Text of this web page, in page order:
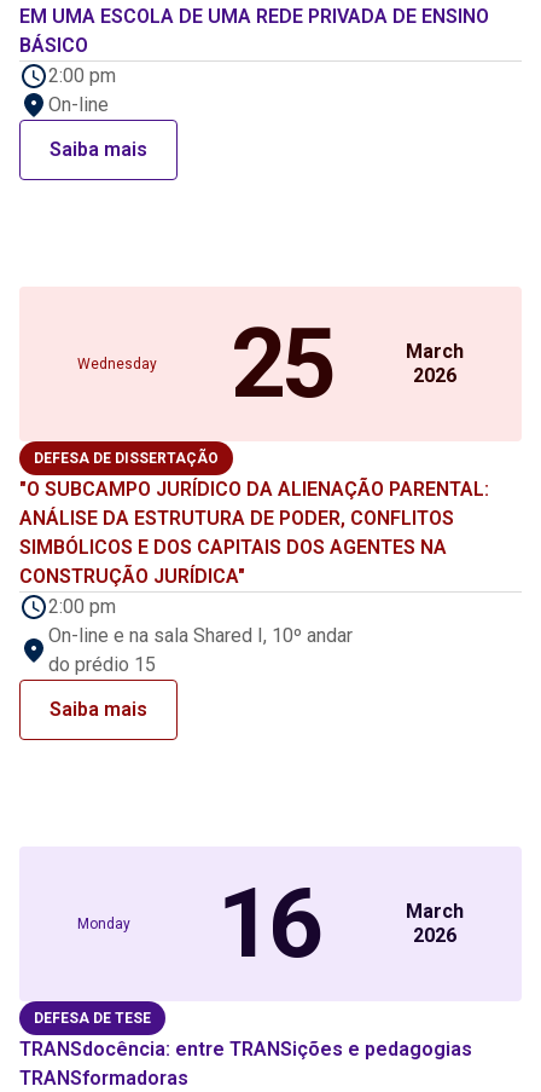
EM UMA ESCOLA DE UMA REDE PRIVADA DE ENSINO
BÁSICO
2:00 pm
On-line
Saiba mais
Wednesday 25
March
2026
DEFESA DE DISSERTAÇÃO
"O SUBCAMPO JURÍDICO DA ALIENAÇÃO PARENTAL:
ANÁLISE DA ESTRUTURA DE PODER, CONFLITOS
SIMBÓLICOS E DOS CAPITAIS DOS AGENTES NA
CONSTRUÇÃO JURÍDICA"
2:00 pm
On-line e na sala Shared I, 10º andar
do prédio 15
Saiba mais
Monday 16
March
2026
DEFESA DE TESE
TRANSdocência: entre TRANSições e pedagogias
TRANSformadoras